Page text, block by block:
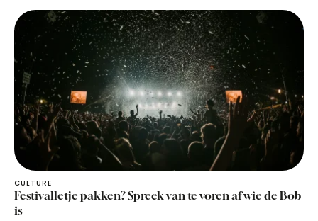
CULTURE
Festivalletje pakken? Spreek van te voren af wie de Bob
is